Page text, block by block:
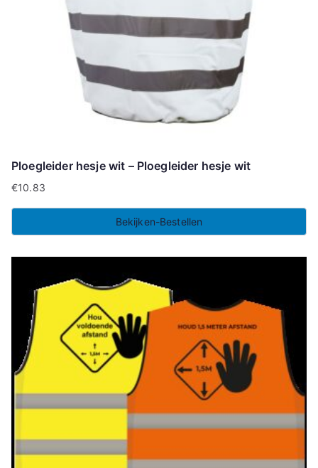
Ploegleider hesje wit – Ploegleider hesje wit
€10.83
Bekijken-Bestellen